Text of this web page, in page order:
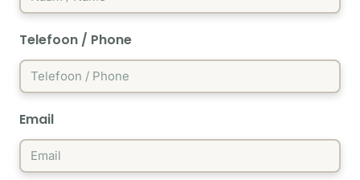
Telefoon / Phone
Email